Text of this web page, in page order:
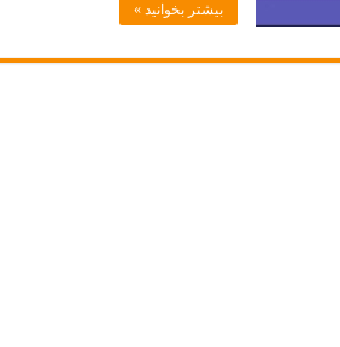
بیشتر بخوانید »